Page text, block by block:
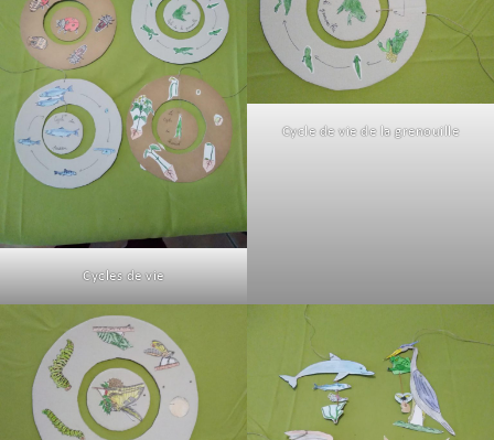
Cycles de vie
Cycle de vie de la grenouille